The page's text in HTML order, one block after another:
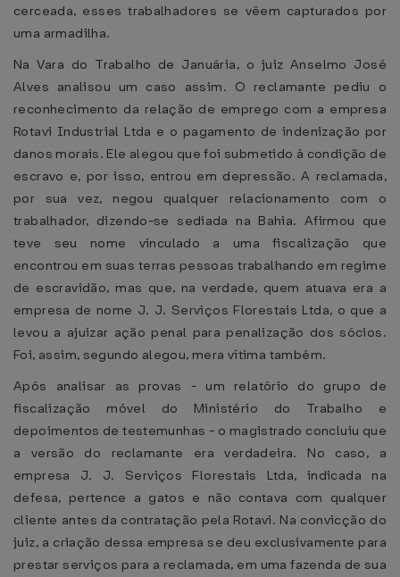
cerceada, esses trabalhadores se vêem capturados por
uma armadilha.
Na Vara do Trabalho de Januária, o juiz Anselmo José
Alves analisou um caso assim. O reclamante pediu o
reconhecimento da relação de emprego com a empresa
Rotavi Industrial Ltda e o pagamento de indenização por
danos morais. Ele alegou que foi submetido à condição de
escravo e, por isso, entrou em depressão. A reclamada,
por sua vez, negou qualquer relacionamento com o
trabalhador, dizendo-se sediada na Bahia. Afirmou que
teve seu nome vinculado a uma fiscalização que
encontrou em suas terras pessoas trabalhando em regime
de escravidão, mas que, na verdade, quem atuava era a
empresa de nome J. J. Serviços Florestais Ltda, o que a
levou a ajuizar ação penal para penalização dos sócios.
Foi, assim, segundo alegou, mera vítima também.
Após analisar as provas - um relatório do grupo de
fiscalização móvel do Ministério do Trabalho e
depoimentos de testemunhas - o magistrado concluiu que
a versão do reclamante era verdadeira. No caso, a
empresa J. J. Serviços Florestais Ltda, indicada na
defesa, pertence a gatos e não contava com qualquer
cliente antes da contratação pela Rotavi. Na convicção do
juiz, a criação dessa empresa se deu exclusivamente para
prestar serviços para a reclamada, em uma fazenda de sua